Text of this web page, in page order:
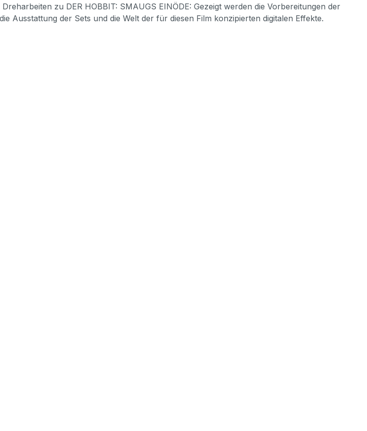
zu DER HOBBIT: SMAUGS EINÖDE: Gezeigt werden die Vorbereitungen der
Ausstattung der Sets und die Welt der für diesen Film konzipierten digitalen Effekte.